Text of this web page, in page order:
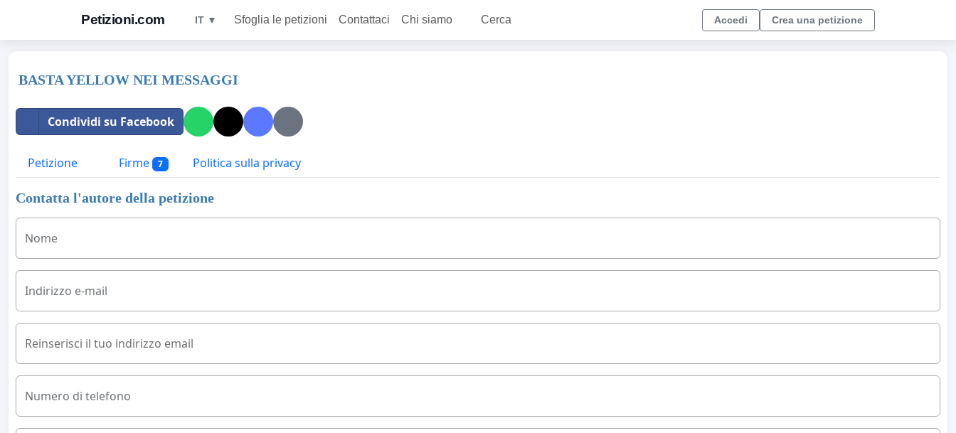
Petizioni.com IT ▼ Sfoglia le petizioni Contattaci Chi siamo Cerca Accedi Crea una petizione
BASTA YELLOW NEI MESSAGGI
Condividi su Facebook
Petizione Firme 7 Politica sulla privacy
Contatta l'autore della petizione
Nome
Indirizzo e-mail
Reinserisci il tuo indirizzo email
Numero di telefono